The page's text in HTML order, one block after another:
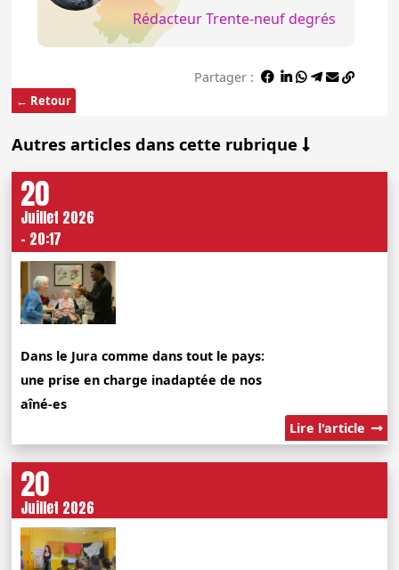
← Retour
Rédacteur Trente-neuf degrés
Partager :
Autres articles dans cette rubrique
20
Juillet 2026
- 20:17
Dans le Jura comme dans tout le pays:
une prise en charge inadaptée de nos
aîné-es
Lire l'article
20
Juillet 2026